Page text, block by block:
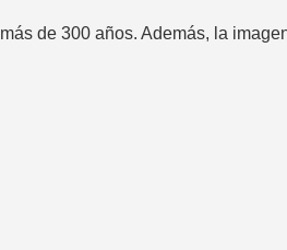
de 300 años. Además, la